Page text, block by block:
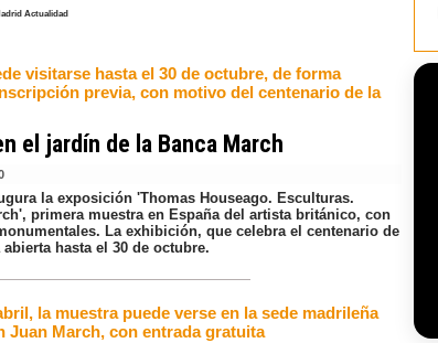
Actualidad
visitarse hasta el 30 de octubre, de forma
previa, con motivo del centenario de la
el jardín de la Banca March
la exposición 'Thomas Houseago. Esculturas.
primera muestra en España del artista británico, con
La exhibición, que celebra el centenario de
abierta hasta el 30 de octubre.
la muestra puede verse en la sede madrileña
Juan March, con entrada gratuita